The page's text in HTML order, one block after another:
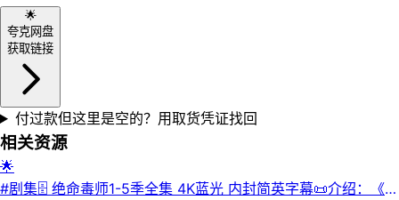
🌟
夸克网盘
获取链接
付过款但这里是空的？用取货凭证找回
相关资源
🌟
#剧集🗄 绝命毒师1-5季全集 4K蓝光 内封简英字幕📜介绍：《绝